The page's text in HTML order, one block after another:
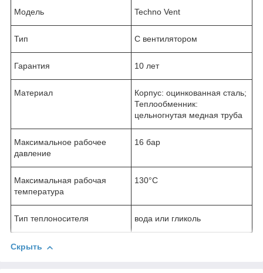
Модель Techno Vent
Тип C вентилятором
Гарантия 10 лет
Материал
Корпус: оцинкованная сталь;
Теплообменник:
цельногнутая медная труба
Максимальное рабочее
давление
16 бар
Максимальная рабочая
температура
130°С
Тип теплоносителя вода или гликоль
Скрыть